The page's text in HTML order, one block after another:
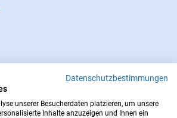
Datenschutzbestimmungen
unserer Besucherdaten platzieren, um unsere
Inhalte anzuzeigen und Ihnen ein